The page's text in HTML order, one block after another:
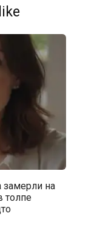
замерли на
толпе